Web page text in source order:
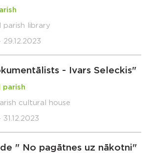
parish library
29.12.2023
- Ivars Seleckis"
parish
cultural house
" No pagātnes uz nākotni"